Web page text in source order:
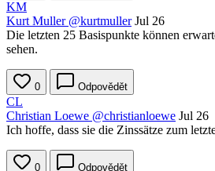
KM
Kurt Muller @kurtmuller Jul 26
Die letzten 25 Basispunkte können
sehen.
0 Odpovědět
CL
Christian Loewe @christianloewe Jul 26
Ich hoffe, dass sie die Zinssätze zum
0 Odpovědět